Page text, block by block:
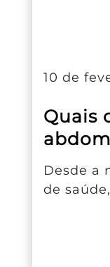
10 de
Quais
Desde a
de